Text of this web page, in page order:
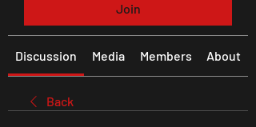
Join
Discussion Media Members About
Back